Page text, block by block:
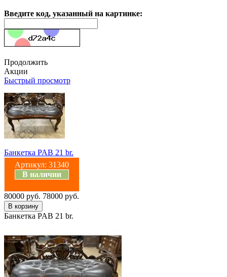
Введите код, указанный на картинке:
Продолжить
Акции
Быстрый просмотр
Банкетка PAB 21 br.
Артикул: 31340
В наличии
80000 руб. 78000 руб.
Банкетка PAB 21 br.